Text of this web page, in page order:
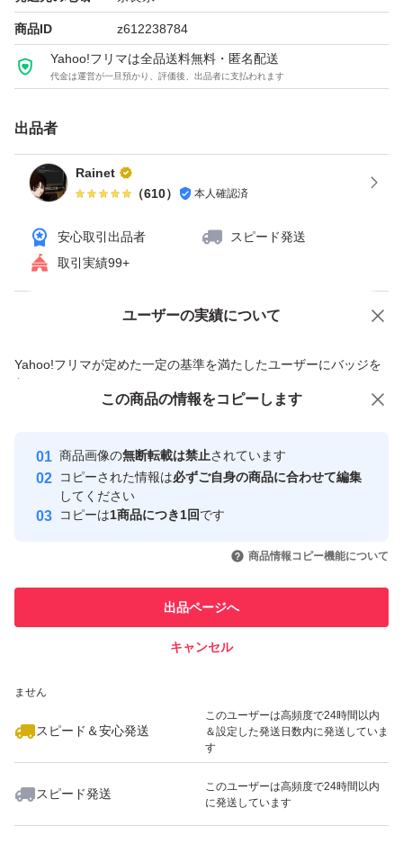
※FF14ベンチマークの結果は私のPC環境での数値のた
め、お使いの構成により前後いたします。
他サイトでも出品中のため、売り切れの際はご容赦くださ
管理番号: G-1539
商品ID z612238784
Yahoo!フリマは全品送料無料・匿名配送
代金は運営が一旦預かり、評価後、出品者に支払われます
出品者
Rainet
（610） 本人確認済
安心取引出品者
スピード発送
取引実績99+
ユーザーの実績について
Yahoo!フリマが定めた一定の基準を満たしたユーザーにバッジを
付与しています
安心取引出品者
心・安全なユーザーです
取引実績
引を完了させた実績があります
での取引実績があります
ません
スピード＆安心発送
このユーザーは高頻度で24時間以内
＆設定した発送日数内に発送していま
す
スピード発送
このユーザーは高頻度で24時間以内
に発送しています
価格の相談 商品への質問
この商品の情報をコピーします
商品画像の無断転載は禁止されています
コピーされた情報は必ずご自身の商品に合わせて編集
してください
コピーは1商品につき1回です
商品情報コピー機能について
出品ページへ
キャンセル
この商品をみている人にオススメ
いいね！
20,000